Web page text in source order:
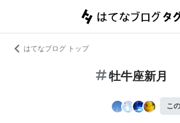
はてなブログ トップ
牡牛座新月
こ